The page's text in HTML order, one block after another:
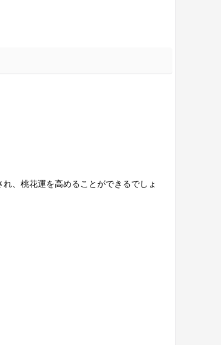
、桃花運を高めることができるでしょ